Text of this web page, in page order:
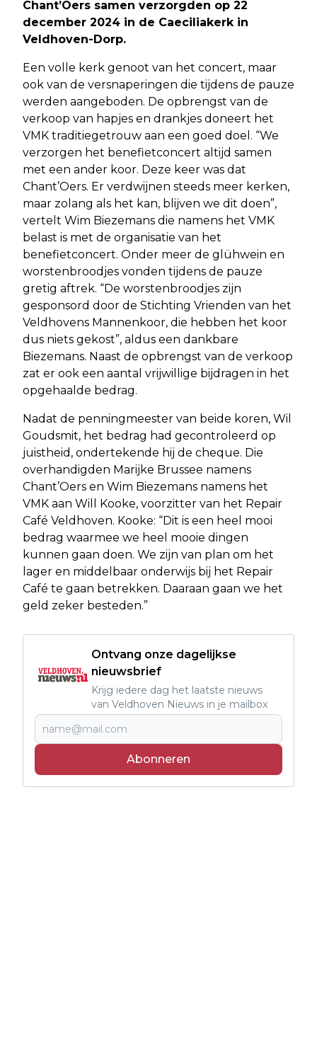
Chant’Oers samen verzorgden op 22
december 2024 in de Caeciliakerk in
Veldhoven-Dorp.
Een volle kerk genoot van het concert, maar
ook van de versnaperingen die tijdens de pauze
werden aangeboden. De opbrengst van de
verkoop van hapjes en drankjes doneert het
VMK traditiegetrouw aan een goed doel. “We
verzorgen het benefietconcert altijd samen
met een ander koor. Deze keer was dat
Chant’Oers. Er verdwijnen steeds meer kerken,
maar zolang als het kan, blijven we dit doen”,
vertelt Wim Biezemans die namens het VMK
belast is met de organisatie van het
benefietconcert. Onder meer de glühwein en
worstenbroodjes vonden tijdens de pauze
gretig aftrek. “De worstenbroodjes zijn
gesponsord door de Stichting Vrienden van het
Veldhovens Mannenkoor, die hebben het koor
dus niets gekost”, aldus een dankbare
Biezemans. Naast de opbrengst van de verkoop
zat er ook een aantal vrijwillige bijdragen in het
opgehaalde bedrag.
Nadat de penningmeester van beide koren, Wil
Goudsmit, het bedrag had gecontroleerd op
juistheid, ondertekende hij de cheque. Die
overhandigden Marijke Brussee namens
Chant’Oers en Wim Biezemans namens het
VMK aan Will Kooke, voorzitter van het Repair
Café Veldhoven. Kooke: “Dit is een heel mooi
bedrag waarmee we heel mooie dingen
kunnen gaan doen. We zijn van plan om het
lager en middelbaar onderwijs bij het Repair
Café te gaan betrekken. Daaraan gaan we het
geld zeker besteden.”
Ontvang onze dagelijkse
nieuwsbrief
Krijg iedere dag het laatste nieuws
van Veldhoven Nieuws in je mailbox
Abonneren